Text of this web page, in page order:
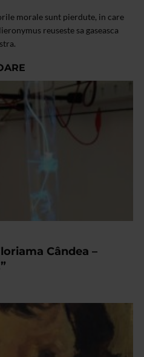
morale sunt pierdute, in care
reuseste sa gaseasca
Cândea –